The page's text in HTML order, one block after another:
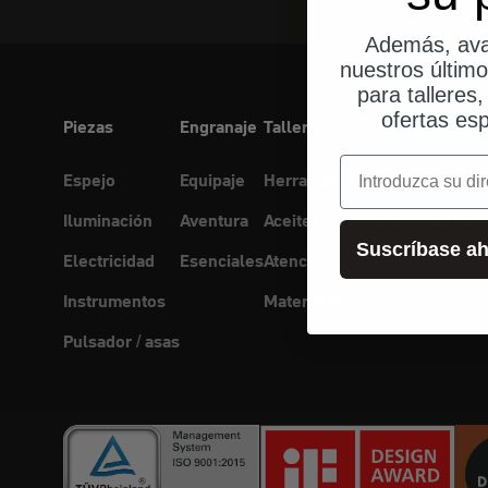
Piezas
Espejo
Iluminación
Electricidad
Instrumentos
Pulsador / asas
Engranaje
Equipaje
Aventura
Esenciales
Taller
Herramienta
Aceites
Atención
Materiales
Conectividad
Soporte para
Auriculares
Además,
nuestros
para
ofertas
correo electrónico
Suscríbase